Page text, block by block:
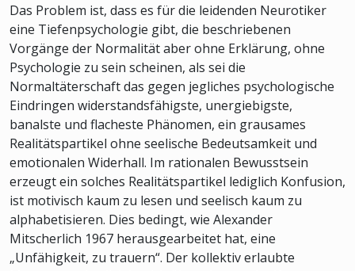
Das Problem ist, dass es für die leidenden Neurotiker
eine Tiefenpsychologie gibt, die beschriebenen
Vorgänge der Normalität aber ohne Erklärung, ohne
Psychologie zu sein scheinen, als sei die
Normaltäterschaft das gegen jegliches psychologische
Eindringen widerstandsfähigste, unergiebigste,
banalste und flacheste Phänomen, ein grausames
Realitätspartikel ohne seelische Bedeutsamkeit und
emotionalen Widerhall. Im rationalen Bewusstsein
erzeugt ein solches Realitätspartikel lediglich Konfusion,
ist motivisch kaum zu lesen und seelisch kaum zu
alphabetisieren. Dies bedingt, wie Alexander
Mitscherlich 1967 herausgearbeitet hat, eine
„Unfähigkeit, zu trauern“. Der kollektiv erlaubte